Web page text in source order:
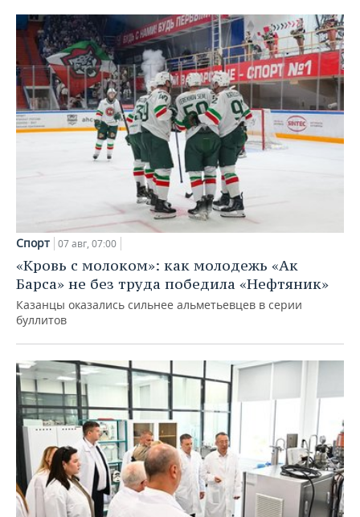
Спорт 07 авг, 07:00
«Кровь с молоком»: как молодежь «Ак
Барса» не без труда победила «Нефтяник»
Казанцы оказались сильнее альметьевцев в серии
буллитов